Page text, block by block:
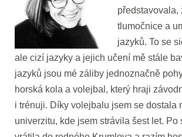
představovala,
tlumočnice a
jazyků. To se
ale cizí jazyky a jejich učení mě stále
jazyků jsou mé záliby jednoznačně
horská kola a volejbal, který hraji
i trénuji. Díky volejbalu jsem se dostala
univerzitu, kde jsem strávila šest let. Po